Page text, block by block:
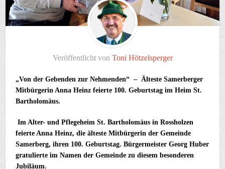
Veröffentlicht von Toni Hötzelsperger
„Von der Gebenden zur Nehmenden“ – Älteste Samerberger
Mitbürgerin Anna Heinz feierte 100. Geburtstag im Heim St.
Bartholomäus.
Im Alter- und Pflegeheim St. Bartholomäus in Rossholzen
feierte Anna Heinz, die älteste Mitbürgerin der Gemeinde
Samerberg, ihren 100. Geburtstag. Bürgermeister Georg Huber
gratulierte im Namen der Gemeinde zu diesem besonderen
Jubiläum.